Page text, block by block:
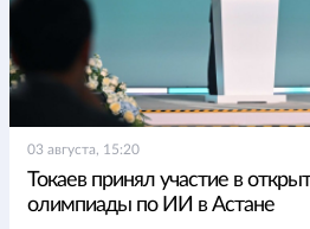
03 августа, 15:20
Токаев принял участие в
олимпиады по ИИ в Астане